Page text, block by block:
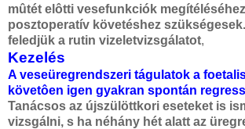
mûtét elôtti vesefunkciók
posztoperatív követéshez
feledjük a rutin vizeletvizsgálatot,
Kezelés
A veseüregrendszeri tágulatok a
követôen igen gyakran spontán
Tanácsos az újszülöttkori eseteket is
vizsgálni, s ha néhány hét alatt az